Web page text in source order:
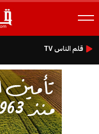
قلم الناس TV